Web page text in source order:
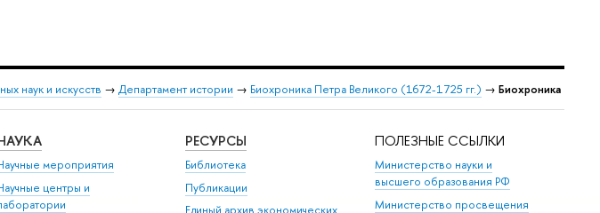
наук и искусств → Департамент истории → Биохроника Петра Великого (1672-1725 гг.) → Биохроника
мероприятия
центры и
РЕСУРСЫ
Библиотека
Публикации
Единый архив экономических
ПОЛЕЗНЫЕ ССЫЛКИ
Министерство науки и
высшего образования РФ
Министерство просвещения